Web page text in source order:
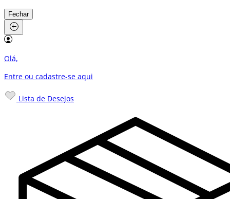
Fechar
Olá,
Entre ou cadastre-se aqui
Lista de Desejos